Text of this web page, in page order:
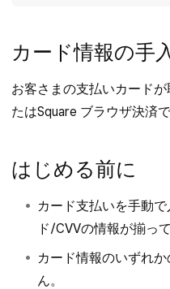
カード情報の手
お客さまの支払いカード
たはSquare ブラウザ決済
はじめる前に
カード支払いを手動
ド/CVVの情報が揃っ
カード情報のいずれ
ん。